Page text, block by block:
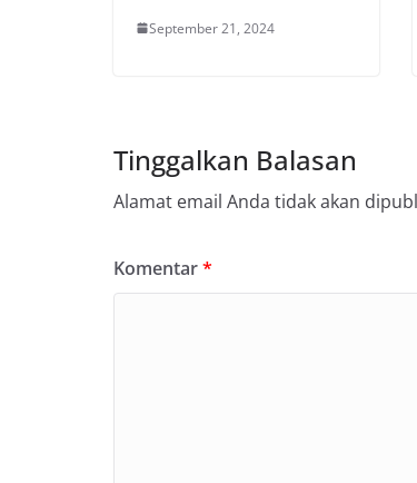
September 21, 2024
Tinggalkan Balasan
Alamat email Anda tidak akan
Komentar*